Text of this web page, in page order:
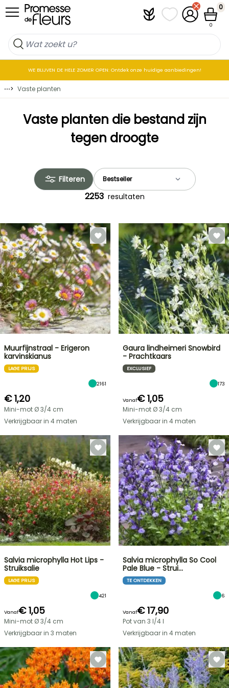
Skip to Content PlantfitMijn Mijn
0
0
WE BLIJVEN DE HELE ZOMER OPEN: Ontdek onze huidige aanbiedingen!
⋯> Vaste planten
Vaste planten die bestand zijn
tegen droogte
Filteren
2253 resultaten
FLASH-
Muurfijnstraal - Erigeron
karvinskianus
LAGE PRIJS
2161
€ 1,20
Mini-mot Ø 3/4 cm
Verkrijgbaar in 4 maten
Gaura lindheimeri Snowbird
- Prachtkaars
EXCLUSIEF
173
Vanaf€ 1,05
Mini-mot Ø 3/4 cm
Verkrijgbaar in 4 maten
Salvia microphylla Hot Lips -
Struiksalie
LAGE PRIJS
421
Vanaf€ 1,05
Mini-mot Ø 3/4 cm
Verkrijgbaar in 3 maten
Salvia microphylla So Cool
Pale Blue - Strui…
TE ONTDEKKEN
6
Vanaf€ 17,90
Pot van 3 l/4 l
Verkrijgbaar in 4 maten